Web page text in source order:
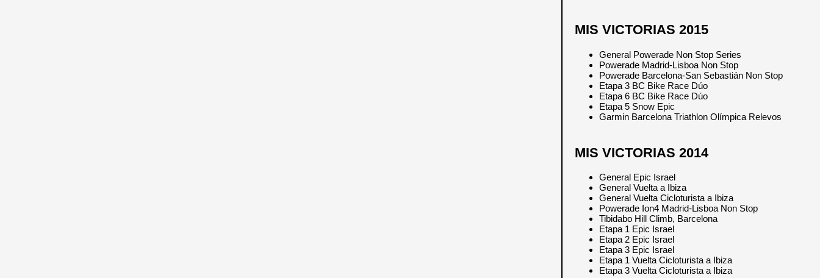
MIS VICTORIAS 2015
General Powerade Non Stop Series
Powerade Madrid-Lisboa Non Stop
Powerade Barcelona-San Sebastián Non Stop
Etapa 3 BC Bike Race Dúo
Etapa 6 BC Bike Race Dúo
Etapa 5 Snow Epic
Garmin Barcelona Triathlon Olímpica Relevos
MIS VICTORIAS 2014
General Epic Israel
General Vuelta a Ibiza
General Vuelta Cicloturista a Ibiza
Powerade Ion4 Madrid-Lisboa Non Stop
Tibidabo Hill Climb, Barcelona
Etapa 1 Epic Israel
Etapa 2 Epic Israel
Etapa 3 Epic Israel
Etapa 1 Vuelta Cicloturista a Ibiza
Etapa 3 Vuelta Cicloturista a Ibiza